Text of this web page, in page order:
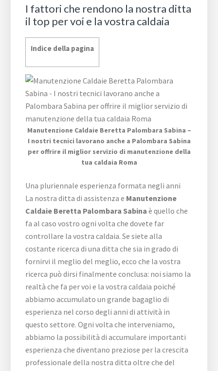
I fattori che rendono la nostra ditta
il top per voi e la vostra caldaia
Indice della pagina
Manutenzione Caldaie Beretta Palombara Sabina –
I nostri tecnici lavorano anche a Palombara Sabina
per offrire il miglior servizio di manutenzione della
tua caldaia Roma
Una pluriennale esperienza formata negli anni
La nostra ditta di assistenza e Manutenzione
Caldaie Beretta Palombara Sabina è quello che
fa al caso vostro ogni volta che dovete far
controllare la vostra caldaia. Se siete alla
costante ricerca di una ditta che sia in grado di
fornirvi il meglio del meglio, ecco che la vostra
ricerca può dirsi finalmente conclusa: noi siamo la
realtà che fa per voi e la vostra caldaia poiché
abbiamo accumulato un grande bagaglio di
esperienza nel corso degli anni di attività in
questo settore. Ogni volta che interveniamo,
abbiamo la possibilità di accumulare importanti
esperienza che diventano preziose per la crescita
professionale della nostra ditta oltre che del